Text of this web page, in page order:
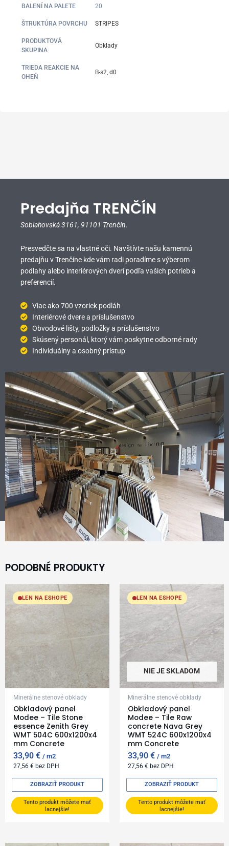
BALENÍ NA PALETE 20
ŠTRUKTÚRA POVRCHU STRIPES
PRODUKTOVÁ
SKUPINA
Obklady
TRIEDA REAKCIE NA
OHEŇ
B-s2, d0
Predajňa TRENČÍN
Soblahovská 3161, 91101 Trenčín.
Presvedčte sa na vlastné oči. Navštívte našu kamennú
predajňu v Trenčíne kde vám radi poradíme s výberom
podlahy alebo interiérových dverí podľa vašich potrieb a
preferencií.
Viac ako 700 vzoriek podláh
Interiérové dvere a príslušenstvo
Obvodové lišty, podložky a príslušenstvo
Skúsený personál, ktorý vám poskytne odborné rady
Individuálny a osobný prístup
PODOBNÉ PRODUKTY
LEN NA ESHOPE
Minerálne stenové obklady
Obkladový panel
Modee – Tile Stone
essence Zenith Grey
WMT 504C 600x1200x4
mm Concrete
33,90€ m2
27,56€ bez DPH
Tento produkt môžete mať
lacnejšie!
ZOBRAZIŤ PRODUKT
LEN NA ESHOPE
NIE JE SKLADOM
Minerálne stenové obklady
Obkladový panel
Modee – Tile Raw
concrete Nava Grey
WMT 524C 600x1200x4
mm Concrete
33,90€ m2
27,56€ bez DPH
Tento produkt môžete mať
lacnejšie!
ZOBRAZIŤ PRODUKT